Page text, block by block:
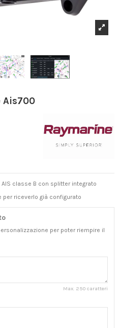
Ais700
classe B con splitter integrato
riceverlo già configurato
per poter riempire il
Max. 250 caratteri